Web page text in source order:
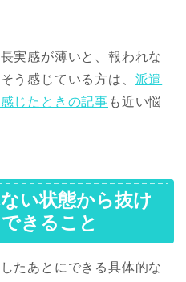
実感が薄いと、報われな
う感じている方は、 派遣
じたときの記事 も近い悩
い状態から抜け
きること
たあとにできる具体的な